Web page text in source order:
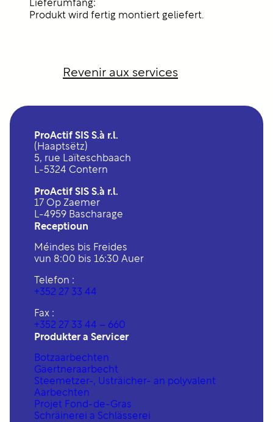
Lieferumfang:
Produkt wird fertig montiert geliefert.
Revenir aux services
ProActif SIS S.à r.l.
(Haaptsëtz)
5, rue Laïteschbaach
L-5324 Contern
ProActif SIS S.à r.l.
17 Op Zaemer
L-4959 Bascharage
Receptioun
Méindes bis Freides
vun 8:00 bis 16:30 Auer
Telefon :
+352 27 33 44
Fax :
+352 27 33 44 – 660
Produkter a Servicer
Botzaarbechten
Gäertneraarbecht
Steemetzer-, Usträicher- an polyvalent
Aarbechten
Projet Fond-de-Gras
Schräinerei a Schlässerei